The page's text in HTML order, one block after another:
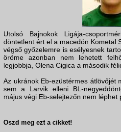
Utolsó Bajnokok Ligája-
döntetlent ért el a macedón Kometal
végső győzelemre is esélyesnek
öröme azonban nem lehetett
legjobbja, Olena Cigica a második
Az ukránok Eb-ezüstérmes átlövőjét
sem a Larvik elleni BL-
május végi Eb-selejtezőn nem léphet
Oszd meg ezt a cikket!